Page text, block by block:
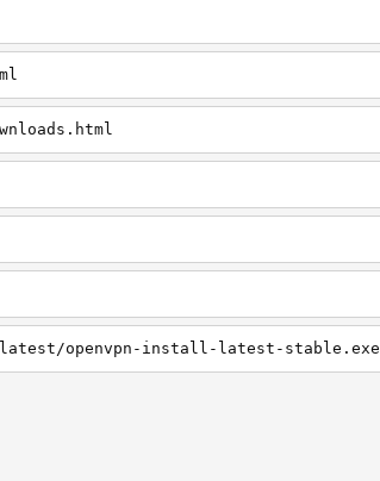
openvpn-install-latest-stable.exe